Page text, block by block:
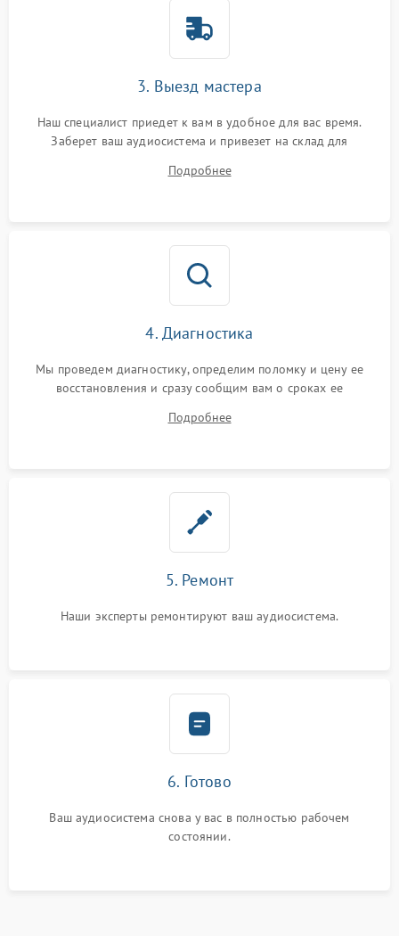
3. Выезд мастера
Наш специалист приедет к вам в удобное для вас время.
Заберет ваш аудиосистема и привезет на склад для
Подробнее
4. Диагностика
Мы проведем диагностику, определим поломку и цену ее
восстановления и сразу сообщим вам о сроках ее
Подробнее
5. Ремонт
Наши эксперты ремонтируют ваш аудиосистема.
6. Готово
Ваш аудиосистема снова у вас в полностью рабочем
состоянии.